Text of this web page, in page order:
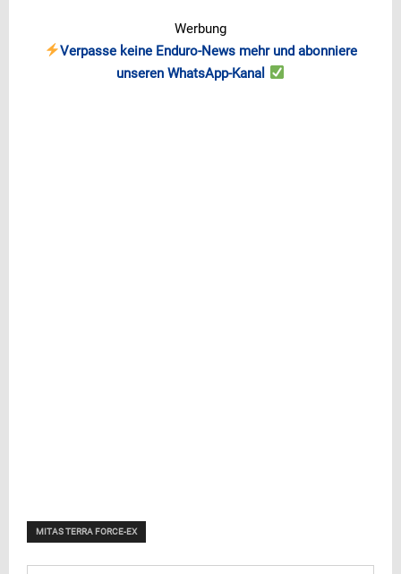
Werbung
Verpasse keine Enduro-News mehr und abonniere
unseren WhatsApp-Kanal
MITAS TERRA FORCE-EX